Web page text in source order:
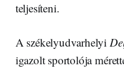
teljesíteni.
A székelyudvarhelyi
igazolt sportolója